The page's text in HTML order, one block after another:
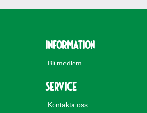
Information
Bli medlem
Service
Kontakta oss